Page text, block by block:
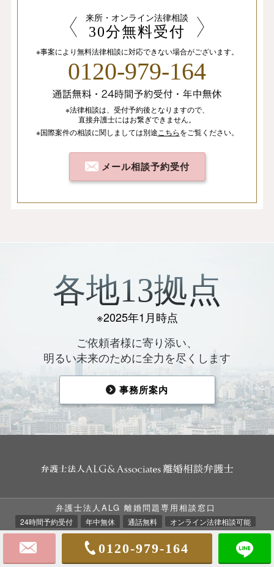
来所・オンライン法律相談
30分無料受付
※事案により無料法律相談に対応できない場合がございます。
0120-979-164
※法律相談は、 受付予約後となりますので、
直接弁護士にはお繋ぎできません。
※国際案件の相談に関しましては別途 こちらをご覧ください。
メール相談予約受付
各地13拠点
※2025年1月時点
ご依頼者様に寄り添い、
明るい未来のために全力を尽くします
事務所案内
TOP 法律相談の流れ
ALGの強み
ALGについて
弁護士費用
離婚事例集
お客様の声
事務所案内
弁護士法人ALG 離婚問題専用相談窓口
24時間予約受付 年中無休 通話無料 オンライン法律相談可能
0120-979-164